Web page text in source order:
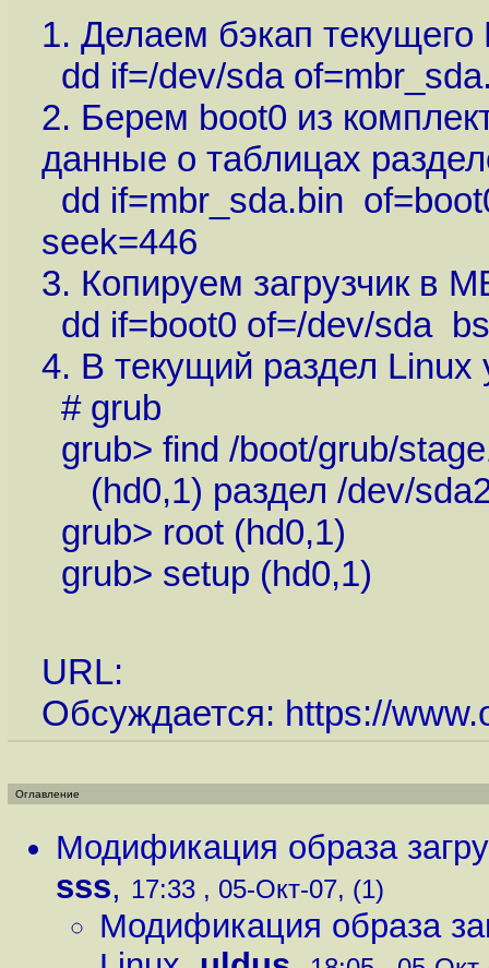
1. Делаем бэкап текущего
dd if=/dev/sda
2. Берем boot0 из
данные о таблицах
dd if=mbr_sda.bin
seek=446
3. Копируем загрузчик в
dd if=boot0 of=/dev/sda
4. В текущий раздел Linux
# grub
grub> find /boot/grub/
(hd0,1) раздел /dev/
grub> root (hd0,1)
grub> setup (hd0,1)
URL:
Обсуждается: https://
Оглавление
Модификация образа
sss, 17:33 , 05-Окт-07, (1)
Модификация образа